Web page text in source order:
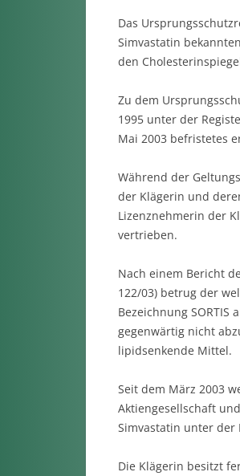
Das
Simvastatin
den
Zu dem
1995 unter der
Mai 2003 befristetes
Während der
der Klägerin und
Lizenznehmerin der
vertrieben.
Nach einem Bericht
122/03) betrug der
Bezeichnung
gegenwärtig nicht
lipidsenkende Mittel.
Seit dem März 2003
Aktiengesellschaft
Simvastatin unter der
Die Klägerin besitzt